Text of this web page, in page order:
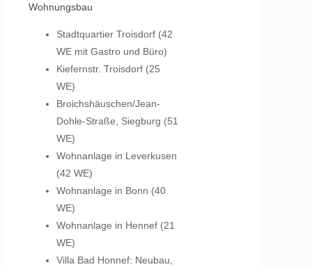
Wohnungsbau
Stadtquartier Troisdorf (42
WE mit Gastro und Büro)
Kiefernstr. Troisdorf (25
WE)
Broichshäuschen/Jean-
Dohle-Straße, Siegburg (51
WE)
Wohnanlage in Leverkusen
(42 WE)
Wohnanlage in Bonn (40
WE)
Wohnanlage in Hennef (21
WE)
Villa Bad Honnef: Neubau,